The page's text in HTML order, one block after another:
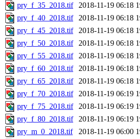
pry_f_35_2018.tif
2018-11-19 06:18
pry_f_40_2018.tif
2018-11-19 06:18
pry_f_45_2018.tif
2018-11-19 06:18
pry_f_50_2018.tif
2018-11-19 06:18
pry_f_55_2018.tif
2018-11-19 06:18
pry_f_60_2018.tif
2018-11-19 06:18
pry_f_65_2018.tif
2018-11-19 06:18
pry_f_70_2018.tif
2018-11-19 06:19
pry_f_75_2018.tif
2018-11-19 06:19
pry_f_80_2018.tif
2018-11-19 06:19
pry_m_0_2018.tif
2018-11-19 06:00